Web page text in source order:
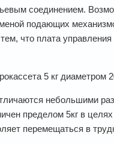
соединением.
подающих
что плата
5 кг диаметром
небольшими
пределом 5кг в
перемещаться в